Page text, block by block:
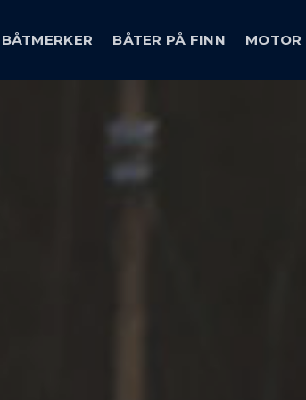
BÅTMERKER BÅTER PÅ FINN MOTOR